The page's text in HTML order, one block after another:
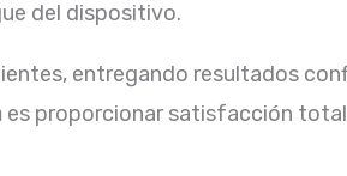
del dispositivo.
entregando resultados
es proporcionar satisfacción